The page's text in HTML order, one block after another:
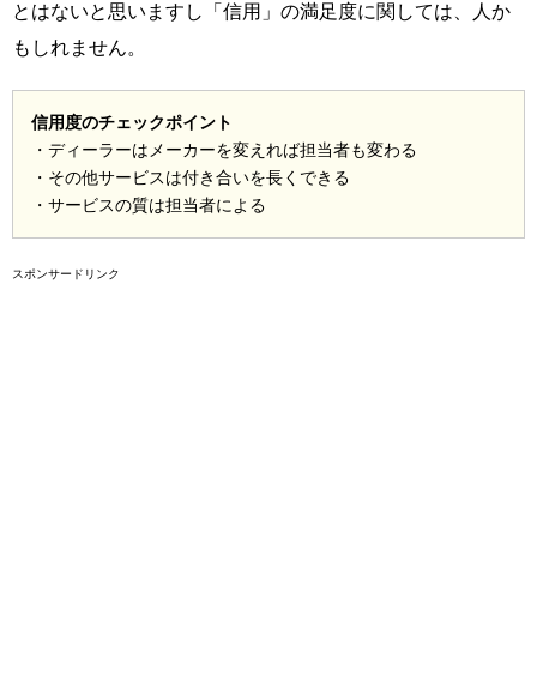
とはないと思いますし「信用」の満足度に関しては、人か
もしれません。
信用度のチェックポイント
・ディーラーはメーカーを変えれば担当者も変わる
・その他サービスは付き合いを長くできる
・サービスの質は担当者による
スポンサードリンク